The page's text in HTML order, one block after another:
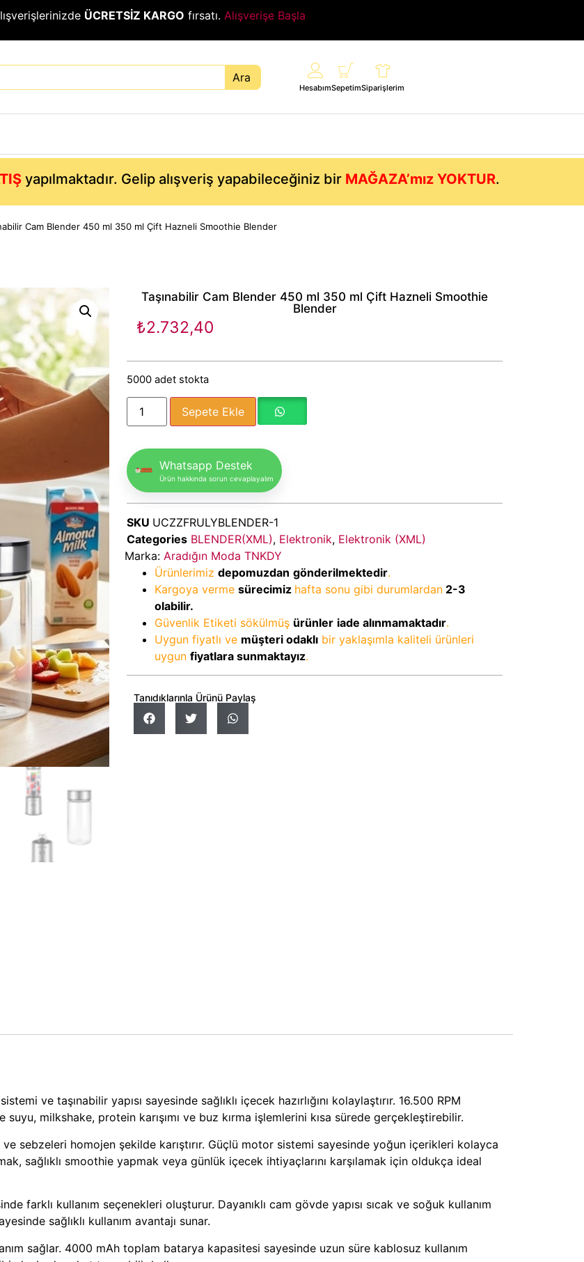
ÜCRETSİZ KARGO fırsatı. Alışverişe Başla
Ara
HesabımSepetimSiparişlerim
yapılmaktadır. Gelip alışveriş yapabileceğiniz bir MAĞAZA’mız YOKTUR.
Cam Blender 450 ml 350 ml Çift Hazneli Smoothie Blender
Taşınabilir Cam Blender 450 ml 350 ml Çift Hazneli Smoothie
Blender
₺2.732,40
5000 adet stokta
Sepete Ekle
Whatsapp Destek
Ürün hakkında sorun cevaplayalım
SKU UCZZFRULYBLENDER-1
Categories BLENDER(XML), Elektronik, Elektronik (XML)
Marka: Aradığın Moda TNKDY
Ürünlerimiz depomuzdan gönderilmektedir.
Kargoya verme sürecimiz hafta sonu gibi durumlardan 2-3
olabilir.
Güvenlik Etiketi sökülmüş ürünler iade alınmamaktadır.
Uygun fiyatlı ve müşteri odaklı bir yaklaşımla kaliteli ürünleri
uygun fiyatlara sunmaktayız.
Tanıdıklarınla Ürünü Paylaş
ve taşınabilir yapısı sayesinde sağlıklı içecek hazırlığını kolaylaştırır. 16.500 RPM
milkshake, protein karışımı ve buz kırma işlemlerini kısa sürede gerçekleştirebilir.
sebzeleri homojen şekilde karıştırır. Güçlü motor sistemi sayesinde yoğun içerikleri kolayca
sağlıklı smoothie yapmak veya günlük içecek ihtiyaçlarını karşılamak için oldukça ideal
farklı kullanım seçenekleri oluşturur. Dayanıklı cam gövde yapısı sıcak ve soğuk kullanım
sağlıklı kullanım avantajı sunar.
sağlar. 4000 mAh toplam batarya kapasitesi sayesinde uzun süre kablosuz kullanım